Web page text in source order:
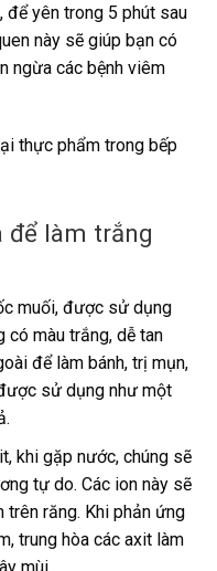
để yên trong 5 phút sau
này sẽ giúp bạn có
ngừa các bệnh viêm
để làm trắng
muối, được sử dụng
có màu trắng, dễ tan
để làm bánh, trị mụn,
sử dụng như một
khi gặp nước, chúng sẽ
tự do. Các ion này sẽ
răng. Khi phản ứng
trung hòa các axit làm